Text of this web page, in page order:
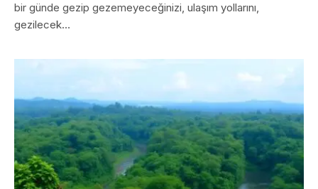
bir günde gezip gezemeyeceğinizi, ulaşım yollarını,
gezilecek…